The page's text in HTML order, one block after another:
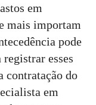
em
mais importam
pode
esses
contratação do
em